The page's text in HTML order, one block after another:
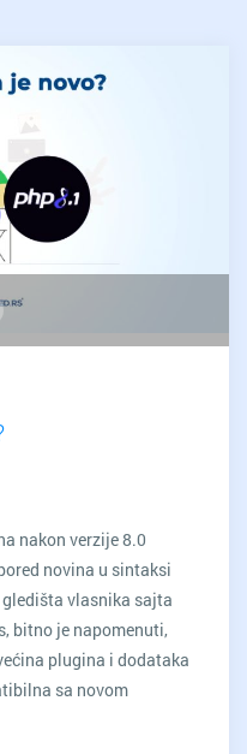
nakon verzije 8.0
novina u sintaksi
vlasnika sajta
bitno je napomenuti,
plugina i dodataka
sa novom